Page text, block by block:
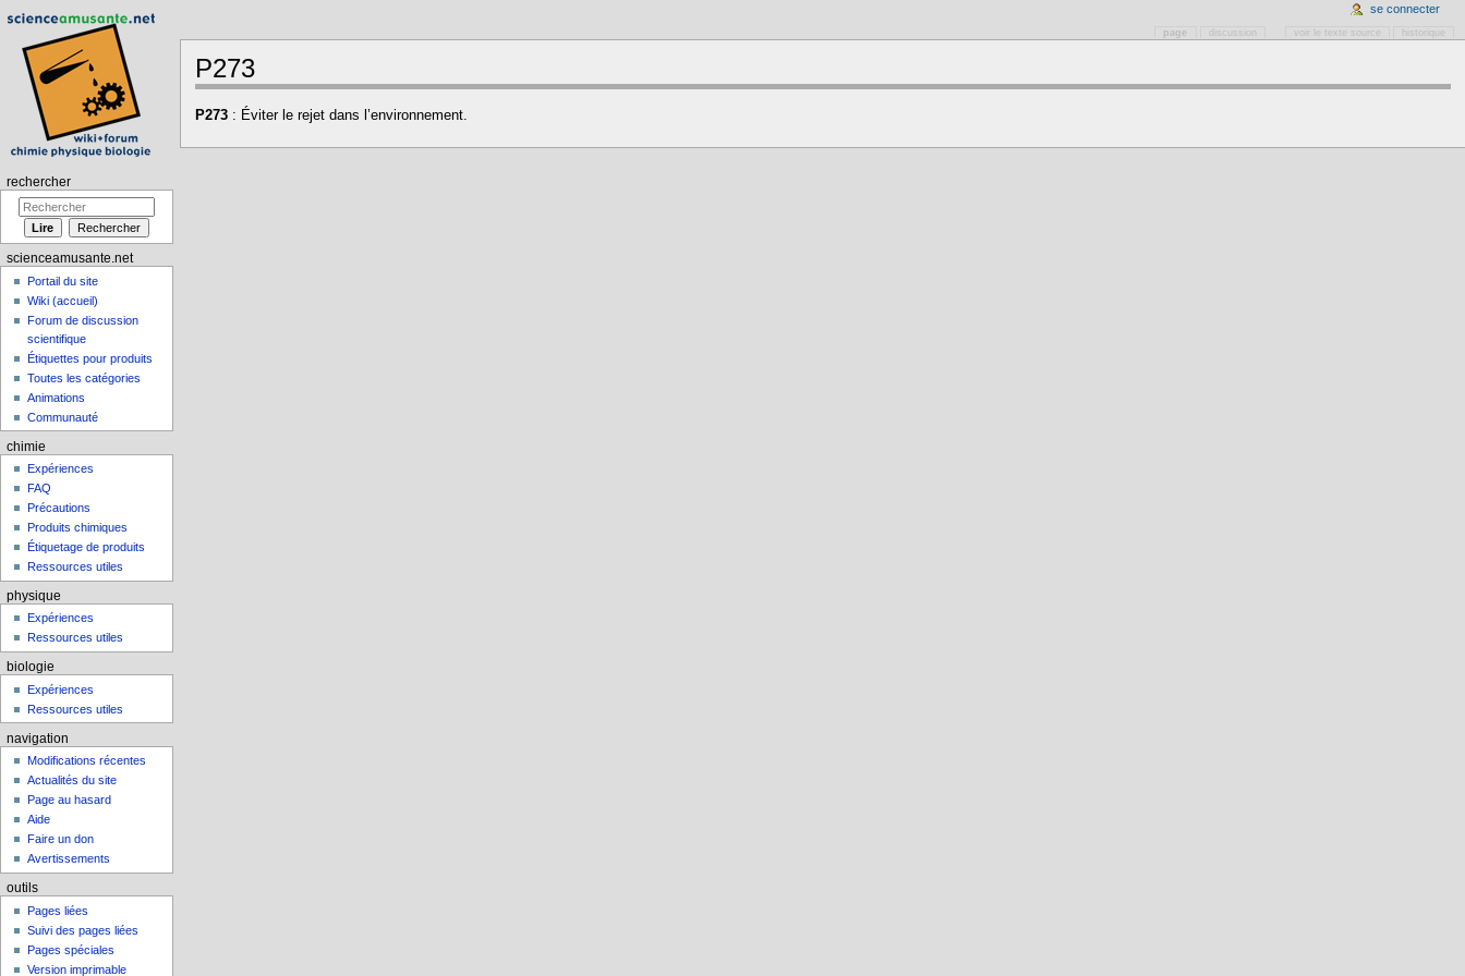
P273
P273: Éviter le rejet dans l’environnement.
page discussion voir le texte source historique
se connecter
rechercher
scienceamusante.net
Portail du site
Wiki (accueil)
Forum de discussion
scientifique
Étiquettes pour produits
Toutes les catégories
Animations
Communauté
chimie
Expériences
FAQ
Précautions
Produits chimiques
Étiquetage de produits
Ressources utiles
physique
Expériences
Ressources utiles
biologie
Expériences
Ressources utiles
navigation
Modifications récentes
Actualités du site
Page au hasard
Aide
Faire un don
Avertissements
outils
Pages liées
Suivi des pages liées
Pages spéciales
Version imprimable